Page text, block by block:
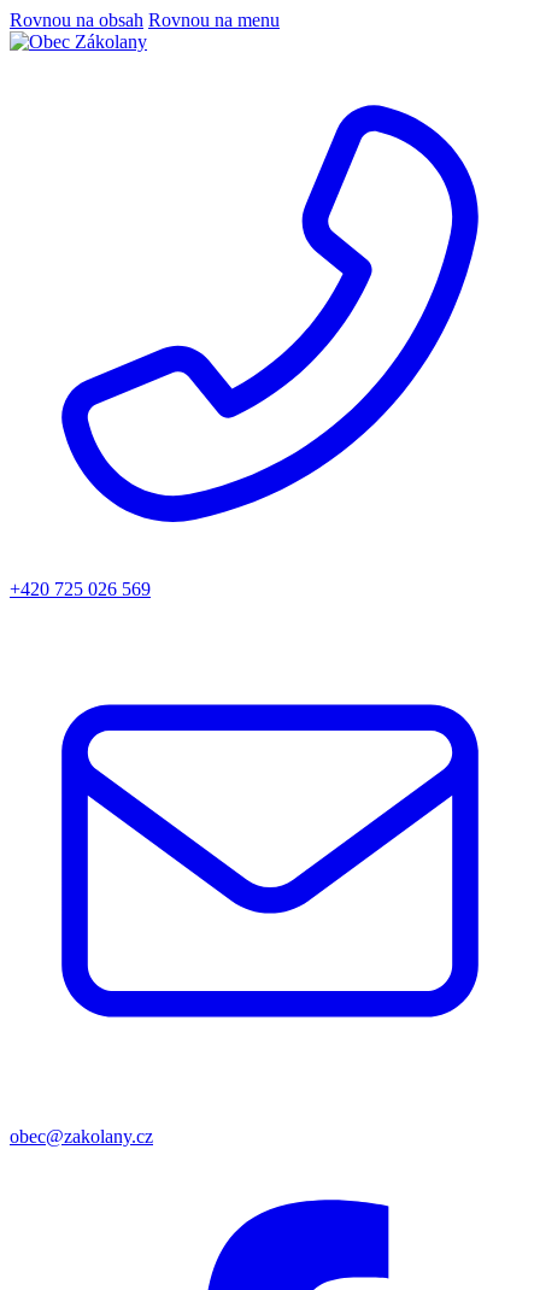
Rovnou na obsah Rovnou na menu
+420 725 026 569
obec@zakolany.cz